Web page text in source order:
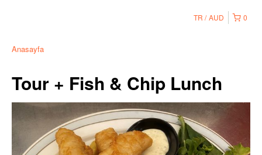
0
TR AUD
Anasayfa
Tour + Fish & Chip Lunch